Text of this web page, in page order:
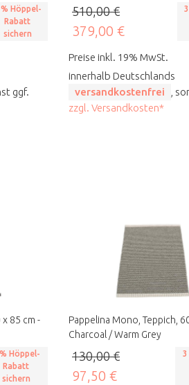
Höppel-
Rabatt
sichern
ggf.
510,00 €
379,00 €
Preise inkl. 19% MwSt.
innerhalb Deutschlands
versandkostenfrei
,
zzgl. Versandkosten*
85 cm -
Höppel-
Rabatt
sichern
Pappelina Mono, Teppich,
Charcoal / Warm Grey
130,00 €
97,50 €
3